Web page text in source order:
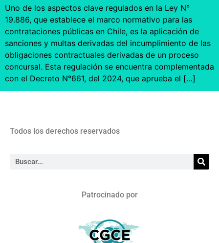
Uno de los aspectos clave regulados en la Ley N°
19.886, que establece el marco normativo para las
contrataciones públicas en Chile, es la aplicación de
sanciones y multas derivadas del incumplimiento de las
obligaciones contractuales derivadas de un proceso
concursal. Esta regulación se encuentra complementada
con el Decreto N°661, del 2024, que aprueba el […]
Todos los derechos reservados
Patrocinado por